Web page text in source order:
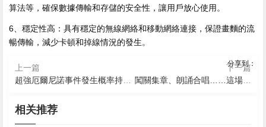
算法等，確保數據傳輸和存儲的安全性，讓用戶放心使用。
6、穩定性高：具有穩定的無線網絡和移動網絡連接，保證畫麵的流
暢傳輸，減少卡頓和掉線情況的發生。
分享到：
上一篇
下一篇
相关推荐
《智能網聯汽車 自動駕駛係
統安全要求》強製性國家標
2026-08-08 05:36
小果繁星app下載安裝
廣東國際傳播500個年度案